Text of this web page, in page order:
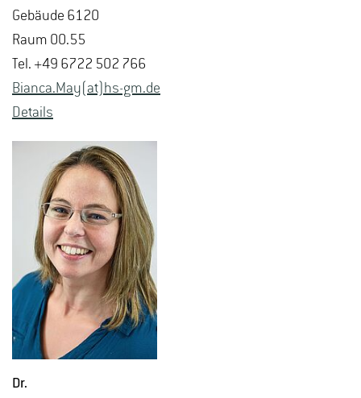
Ge­bäu­de 6120
Raum 00.55
Tel. +49 6722 502 766
Bi­an­ca.May(at)hs-​gm.​de
De­tails
Dr.